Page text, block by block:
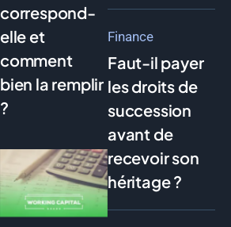
correspond-
elle et
comment
bien la remplir
?
Finance
Faut-il payer
les droits de
succession
avant de
recevoir son
héritage ?